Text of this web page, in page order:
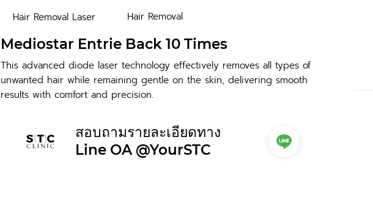
Hair Removal Laser Hair Removal
Mediostar Entrie Back 10 Times
This advanced diode laser technology effectively removes all types of
unwanted hair while remaining gentle on the skin, delivering smooth
results with comfort and precision.
สอบถามรายละเอียดทาง
Line OA @YourSTC